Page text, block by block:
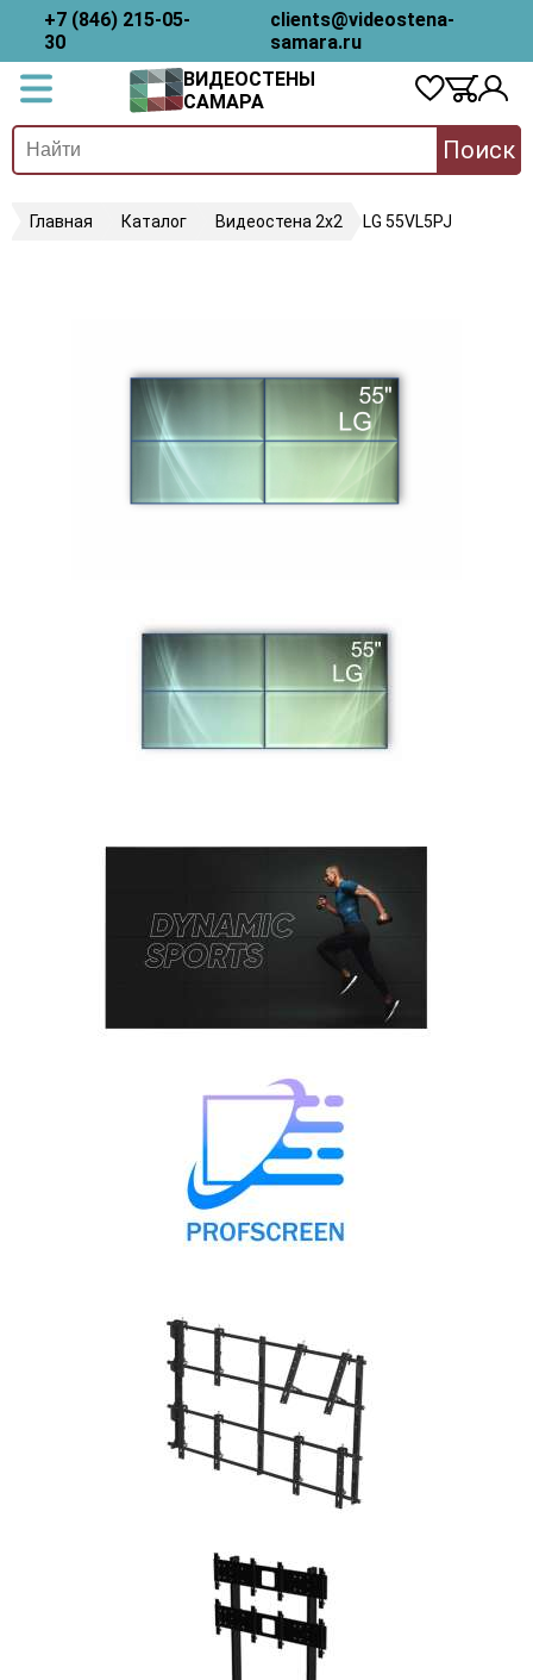
+7 (846) 215-05-
30
clients@videostena-
samara.ru
ВИДЕОСТЕНЫ
САМАРА
Поиск
Главная Каталог Видеостена 2x2 LG 55VL5PJ